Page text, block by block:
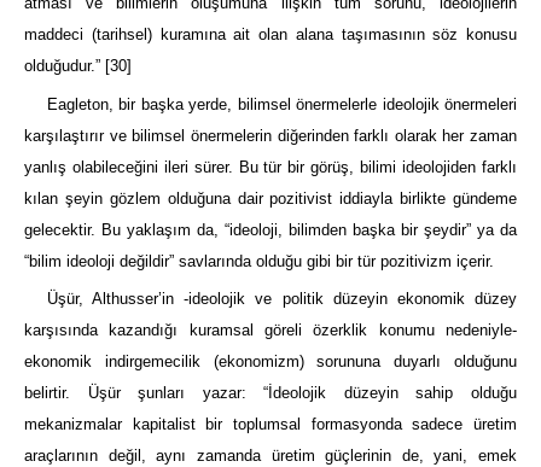
maddeci (tarihsel) kuramına ait olan alana taşımasının söz konusu
olduğudur.” [30]
Eagleton, bir başka yerde, bilimsel önermelerle ideolojik önermeleri
karşılaştırır ve bilimsel önermelerin diğerinden farklı olarak her zaman
yanlış olabileceğini ileri sürer. Bu tür bir görüş, bilimi ideolojiden farklı
kılan şeyin gözlem olduğuna dair pozitivist iddiayla birlikte gündeme
gelecektir. Bu yaklaşım da, “ideoloji, bilimden başka bir şeydir” ya da
“bilim ideoloji değildir” savlarında olduğu gibi bir tür pozitivizm içerir.
Üşür, Althusser’in -ideolojik ve politik düzeyin ekonomik düzey
karşısında kazandığı kuramsal göreli özerklik konumu nedeniyle-
ekonomik indirgemecilik (ekonomizm) sorununa duyarlı olduğunu
belirtir. Üşür şunları yazar: “İdeolojik düzeyin sahip olduğu
mekanizmalar kapitalist bir toplumsal formasyonda sadece üretim
araçlarının değil, aynı zamanda üretim güçlerinin de, yani, emek